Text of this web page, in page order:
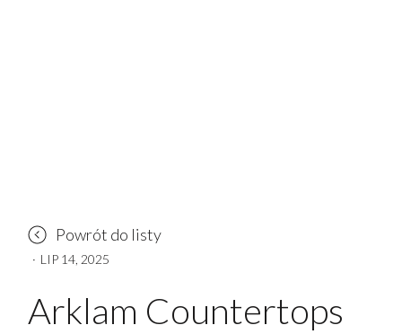
Powrót do listy
· LIP 14, 2025
Arklam Countertops